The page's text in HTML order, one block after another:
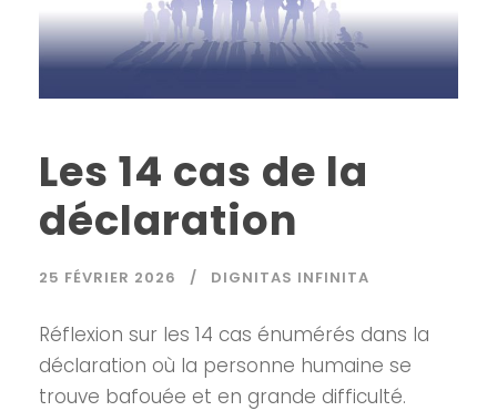
Les 14 cas de la
déclaration
25 FÉVRIER 2026 DIGNITAS INFINITA
Réflexion sur les 14 cas énumérés dans la
déclaration où la personne humaine se
trouve bafouée et en grande difficulté.